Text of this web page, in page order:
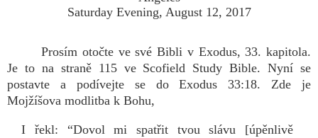
Saturday Evening, August 12, 2017
Prosím otočte ve své Bibli v Exodus, 33. kapitola.
Je to na straně 115 ve Scofield Study Bible. Nyní se
postavte a podívejte se do Exodus 33:18. Zde je
Mojžíšova modlitba k Bohu,
I řekl: “Dovol mi spatřit tvou slávu [úpěnlivě